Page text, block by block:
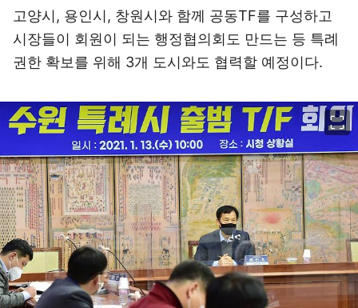
고양시, 용인시, 창원시와 함께 공동TF를 구성하고
시장들이 회원이 되는 행정협의회도 만드는 등 특례
권한 확보를 위해 3개 도시와도 협력할 예정이다.